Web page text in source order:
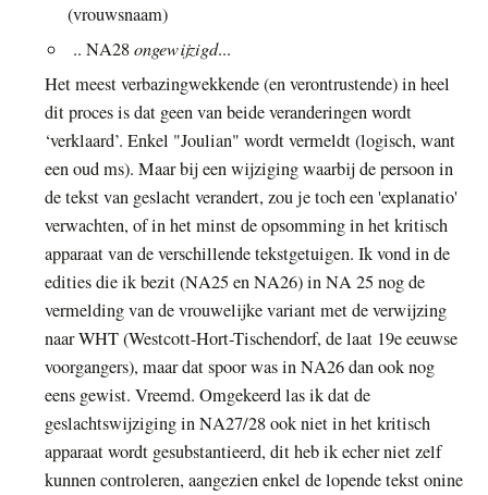
(vrouwsnaam)
.. NA28ongewijzigd...
Het meest verbazingwekkende (en verontrustende) in heel
dit proces is dat geen van beide veranderingen wordt
‘verklaard’. Enkel "Joulian" wordt vermeldt (logisch, want
een oud ms). Maar bij een wijziging waarbij de persoon in
de tekst van geslacht verandert, zou je toch een 'explanatio'
verwachten, of in het minst de opsomming in het kritisch
apparaat van de verschillende tekstgetuigen. Ik vond in de
edities die ik bezit (NA25 en NA26) in NA 25 nog de
vermelding van de vrouwelijke variant met de verwijzing
naar WHT (Westcott-Hort-Tischendorf, de laat 19e eeuwse
voorgangers), maar dat spoor was in NA26 dan ook nog
eens gewist. Vreemd. Omgekeerd las ik dat de
geslachtswijziging in NA27/28 ook niet in het kritisch
apparaat wordt gesubstantieerd, dit heb ik echer niet zelf
kunnen controleren, aangezien enkel de lopende tekst onine